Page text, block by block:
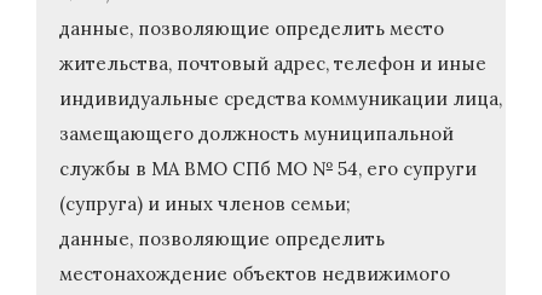
данные, позволяющие определить место
жительства, почтовый адрес, телефон и иные
индивидуальные средства коммуникации лица,
замещающего должность муниципальной
службы в МА ВМО СПб МО № 54, его супруги
(супруга) и иных членов семьи;
данные, позволяющие определить
местонахождение объектов недвижимого